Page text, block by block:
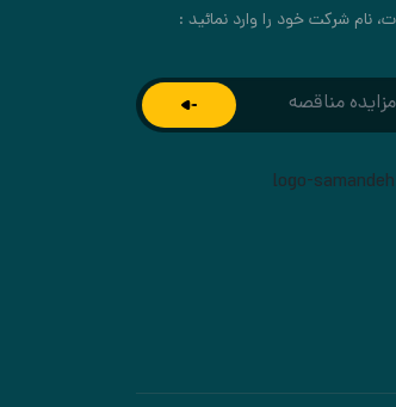
نام شرکت خود را وارد نمائید :